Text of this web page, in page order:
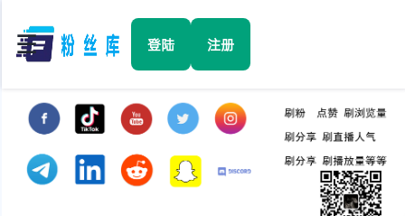
☰ 登陆 注册
Facebook
TikTok